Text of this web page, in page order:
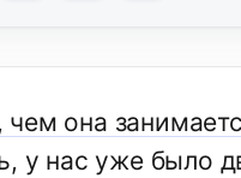
она
у нас уже было